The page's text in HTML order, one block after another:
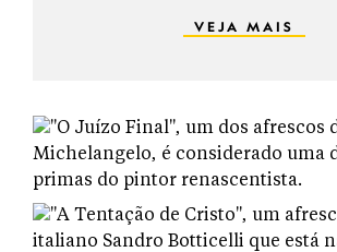
VEJA MAIS